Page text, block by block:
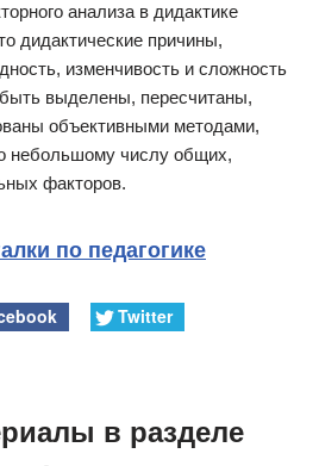
анализа в дидактике
дидактические причины,
изменчивость и сложность
быть выделены, пересчитаны,
объективными методами,
небольшому числу общих,
факторов.
по педагогике
Twitter
в разделе